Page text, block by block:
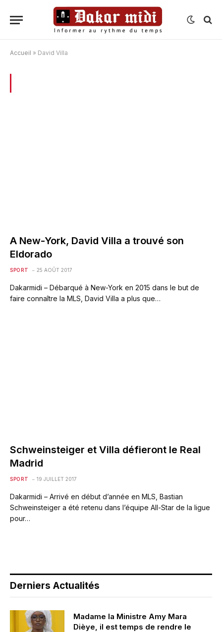
Accueil » David Villa
A New-York, David Villa a trouvé son
Eldorado
SPORT 25 AOÛT 2017
Dakarmidi – Débarqué à New-York en 2015 dans le but de
faire connaître la MLS, David Villa a plus que…
Schweinsteiger et Villa défieront le Real
Madrid
SPORT 19 JUILLET 2017
Dakarmidi – Arrivé en début d’année en MLS, Bastian
Schweinsteiger a été retenu dans l’équipe All-Star de la ligue
pour…
Derniers Actualités
Madame la Ministre Amy Mara
Dièye, il est temps de rendre le